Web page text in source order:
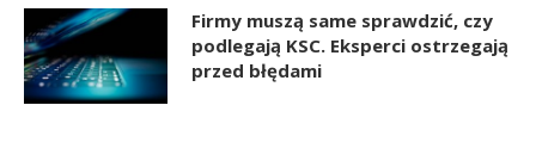
Firmy muszą same sprawdzić, czy
podlegają KSC. Eksperci ostrzegają
przed błędami